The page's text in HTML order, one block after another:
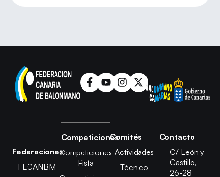
Federaciones
FECANBM
Competiciones
Competiciones
Pista
Comités
Actividades
Técnico
Contacto
C/ León y
Castillo,
26-28